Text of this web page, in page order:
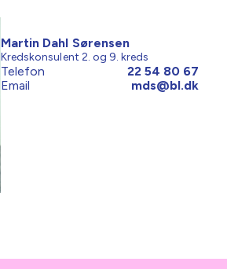
Martin Dahl Sørensen
Kredskonsulent 2. og 9. kreds
Telefon
22 54 80 67
Email
mds@bl.dk